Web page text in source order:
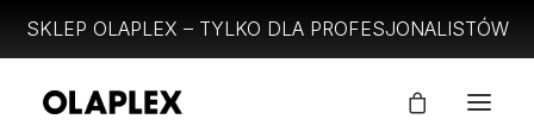
SKLEP OLAPLEX – TYLKO DLA PROFESJONALISTÓW